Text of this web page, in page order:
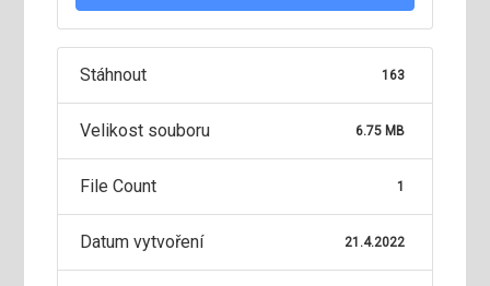
Stáhnout 163
Velikost souboru 6.75 MB
File Count 1
Datum vytvoření 21.4.2022